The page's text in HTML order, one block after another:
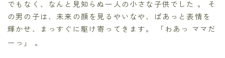
でもなく、なんと見知らぬ一人の小さな子供でした 。 そ
の男の子は、未来の顔を見るやいなや、ぱあっと表情を
輝かせ、まっすぐに駆け寄ってきます。 「わあっ ママだ
ーっ」 。